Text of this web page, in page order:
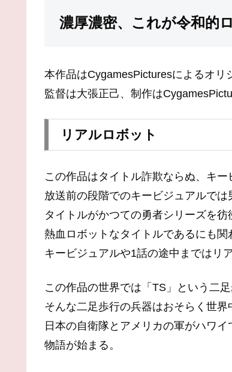
濃厚濃密、これが令和的
本作品はCygamesPicturesによるオリ
監督は大張正己、制作は
リアルロボット
この作品はタイトル詐欺ならぬ、キー
放送前の段階でのキービジュアルでは
タイトルがかつての勇者シリーズを彷
熱血ロボットなタイトルであるにも関
キービジュアルや1話の途中まではリ
この作品の世界では「TS」という二
そんな二足歩行の兵器はおそらく世界
日本の自衛隊とアメリカの軍がハワ
物語が始まる。